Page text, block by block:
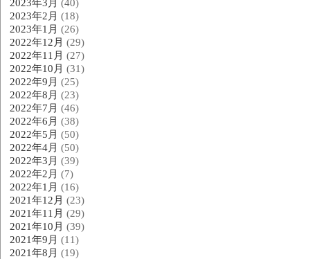
2023年3月 (40)
2023年2月 (18)
2023年1月 (26)
2022年12月 (29)
2022年11月 (27)
2022年10月 (31)
2022年9月 (25)
2022年8月 (23)
2022年7月 (46)
2022年6月 (38)
2022年5月 (50)
2022年4月 (50)
2022年3月 (39)
2022年2月 (7)
2022年1月 (16)
2021年12月 (23)
2021年11月 (29)
2021年10月 (39)
2021年9月 (11)
2021年8月 (19)